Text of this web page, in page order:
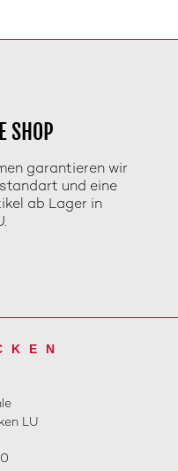
SHOP
garantieren wir
und eine
ab Lager in
LU